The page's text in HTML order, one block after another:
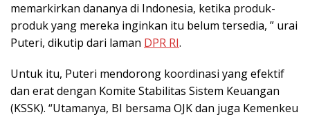
memarkirkan dananya di Indonesia, ketika produk-
produk yang mereka inginkan itu belum tersedia, ” urai
Puteri, dikutip dari laman DPR RI.
Untuk itu, Puteri mendorong koordinasi yang efektif
dan erat dengan Komite Stabilitas Sistem Keuangan
(KSSK). “Utamanya, BI bersama OJK dan juga Kemenkeu